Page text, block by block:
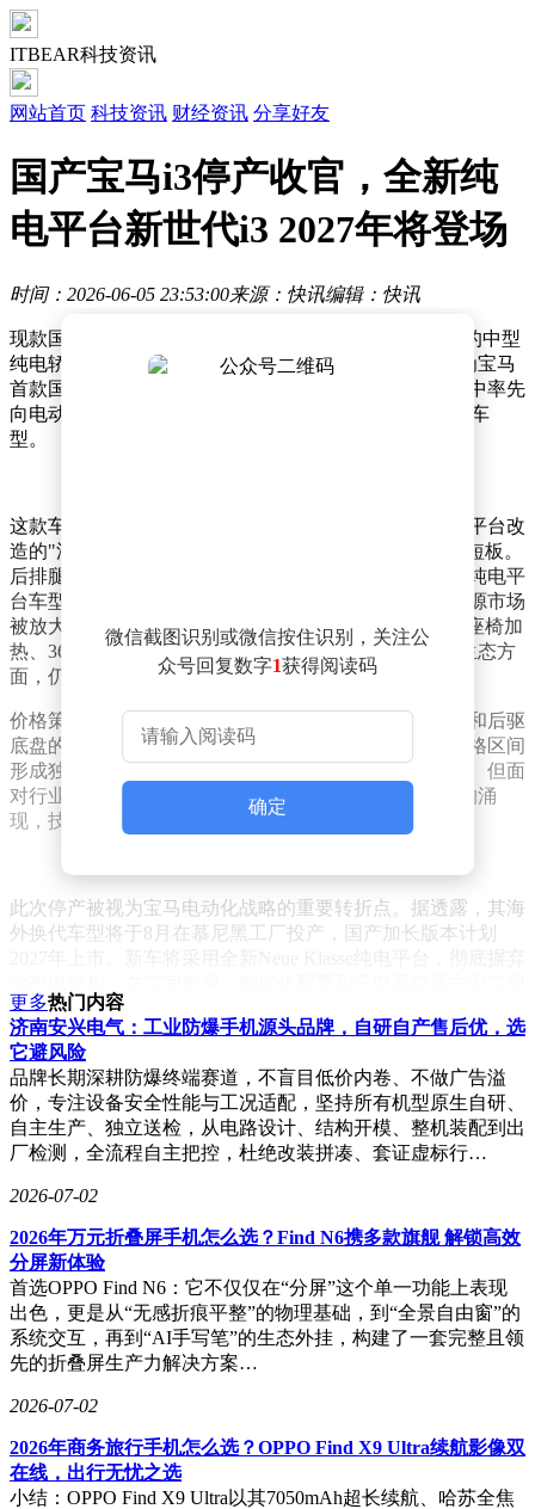
ITBEAR科技资讯
网站首页 科技资讯 财经资讯 分享好友
国产宝马i3停产收官，全新纯
电平台新世代i3 2027年将登场
时间：2026-06-05 23:53:00来源：快讯编辑：快讯
现款国产宝马i3即将告别市场。这款自2022年国产上市的中型
纯电轿车，将于今年8月在沈阳里达工厂正式停产。作为宝马
首款国产纯电中型轿车，它曾助力宝马在豪华品牌阵营中率先
向电动化转型，成为BBA中较早适应新能源时代的代表车
型。
这款车的市场表现与产品特性紧密相关。其基于燃油车平台改
造的"油改电"架构，在空间利用和性能表现上存在明显短板。
后排腿部空间因电池布局被压缩，整车配重比例与原生纯电平
台车型存在差距，这些缺陷在强调技术参数的中国新能源市场
被放大为"落后"标签。尽管后期通过2026款改款增加了座椅加
热、360度全景影像等配置，但在智能驾驶辅助和车机生态方
面，仍落后于同价位自主品牌车型。
价格策略成为维持销量的关键手段。凭借宝马品牌溢价和后驱
底盘的操控优势，该车通过持续降价策略，在20万元价格区间
形成独特竞争力，曾创下豪华品牌电动车的性价比纪录。但面
对行业800V高压平台普及和城市NOA等高阶智驾功能的涌
现，技术代差逐渐显现，市场竞争力持续衰减。
此次停产被视为宝马电动化战略的重要转折点。据透露，其海
外换代车型将于8月在慕尼黑工厂投产，国产加长版本计划
全面升级。现有库存车型已进入清仓阶段，终端价格可能出现
小幅波动，为预算有限且不介意技术代差的消费者提供最后入
手机会。
微信截图识别或微信按住识别，关注公
众号回复数字1获得阅读码
确定
更多热门内容
济南安兴电气：工业防爆手机源头品牌，自研自产售后优，选
它避风险
品牌长期深耕防爆终端赛道，不盲目低价内卷、不做广告溢
价，专注设备安全性能与工况适配，坚持所有机型原生自研、
自主生产、独立送检，从电路设计、结构开模、整机装配到出
厂检测，全流程自主把控，杜绝改装拼凑、套证虚标行…
2026-07-02
2026年万元折叠屏手机怎么选？Find N6携多款旗舰 解锁高效
分屏新体验
首选OPPO Find N6：它不仅仅在“分屏”这个单一功能上表现
出色，更是从“无感折痕平整”的物理基础，到“全景自由窗”的
系统交互，再到“AI手写笔”的生态外挂，构建了一套完整且领
先的折叠屏生产力解决方案…
2026-07-02
2026年商务旅行手机怎么选？OPPO Find X9 Ultra续航影像双
在线，出行无忧之选
小结：OPPO Find X9 Ultra以其7050mAh超长续航、哈苏全焦